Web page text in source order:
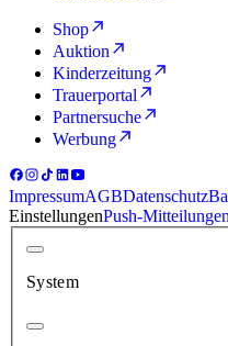
Shop
Auktion
Kinderzeitung
Trauerportal
Partnersuche
Werbung
ImpressumAGBDatenschutz
EinstellungenPush-Mitteilungen
System